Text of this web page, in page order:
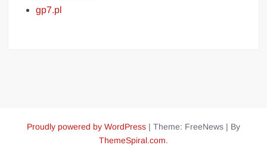
gp7.pl
Proudly powered by WordPress | Theme: FreeNews | By
ThemeSpiral.com.